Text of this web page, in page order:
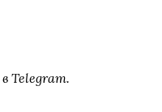
в Telegram.